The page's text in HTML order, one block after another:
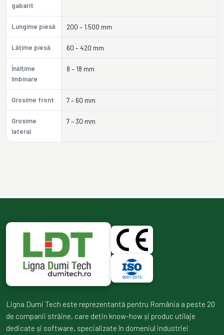
gabarit
Lungime piesă 200 – 1.500 mm
Lățime piesă 60 – 420 mm
Înălțime
îmbinare
8 – 18 mm
Grosime front 7 – 60 mm
Grosime
lateral
7 – 30 mm
Ligna Dumi Tech este reprezentantă pentru România a peste 20
de companii străine, care dețin know-how și produc utilaje
dedicate și software, specializate în domeniul industriei